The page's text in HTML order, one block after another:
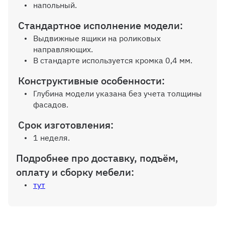
Внутр. выдвижной ящик на
шариков. направляющих (100%
выдвижения), без ручек
перегородка
Дополнительная полка до 600 мм
напольный.
Стандартное исполнение модели:
Выдвижные ящики на роликовых
направляющих.
В стандарте используется кромка 0,4 мм.
Конструктивные особенности:
Глубина модели указана без учета толщины
фасадов.
Срок изготовления:
1 неделя.
Подробнее про доставку, подъём,
оплату и сборку мебели:
тут